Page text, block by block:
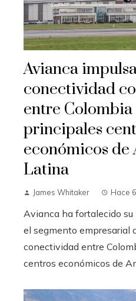
Avianca
conectividad
entre Colombia
principales
económicos de
Latina
James Whitaker Hace
Avianca ha fortalecido
el segmento empresarial
conectividad entre
centros económicos de